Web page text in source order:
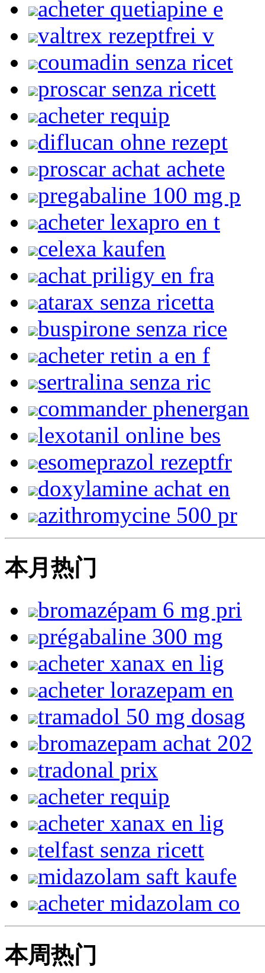
acheter quetiapine e
valtrex rezeptfrei v
coumadin senza ricet
proscar senza ricett
acheter requip
diflucan ohne rezept
proscar achat achete
pregabaline 100 mg p
acheter lexapro en t
celexa kaufen
achat priligy en fra
atarax senza ricetta
buspirone senza rice
acheter retin a en f
sertralina senza ric
commander phenergan
lexotanil online bes
esomeprazol rezeptfr
doxylamine achat en
azithromycine 500 pr
本月热门
bromazépam 6 mg pri
prégabaline 300 mg
acheter xanax en lig
acheter lorazepam en
tramadol 50 mg dosag
bromazepam achat 202
tradonal prix
acheter requip
acheter xanax en lig
telfast senza ricett
midazolam saft kaufe
acheter midazolam co
本周热门